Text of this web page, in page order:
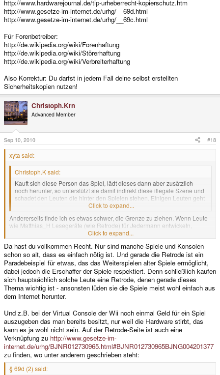
http://www.hardwarejournal.de/tip-urheberrecht-kopierschutz.htm
http://www.gesetze-im-internet.de/urhg/__69d.html
http://www.gesetze-im-internet.de/urhg/__69c.html
Für Forenbetreiber:
http://de.wikipedia.org/wiki/Forenhaftung
http://de.wikipedia.org/wiki/Störerhaftung
http://de.wikipedia.org/wiki/Verbreiterhaftung
Also Korrektur: Du darfst in jedem Fall deine selbst erstellten
Sicherheitskopien nutzen!
Christoph.Krn
Advanced Member
Sep 10, 2010 #18
xyta said:
Christoph.K said:
Kauft sich diese Person das Spiel, lädt dieses dann aber zusätzlich
noch herunter, so unterstützt sie damit indirekt diese illegale Szene und
schadet den Leuten die hinter den Spielen stehen. Einigen Leuten geht
es nicht darum, einfach nur "nicht erwischt zu werden".
Click to expand...
Andererseits finde ich es etwas schwer, die Grenze zu ziehen. Wenn Leute
wie Matthias_H Lesegeräte (wie Retrode) für Jedermann entwickeln,
machen sie es damit der illegalen Szene auch leichter, sich weiter zu
verbreiten, ROMs hochzuladen und Nachwuchs zu rekrutieren. Könnte man
argumentieren.
Ganz orthodox betrachtet dürfte man gar keine Konsolenspiele emulieren,
und sollte den Geist in der Flasche bzw. die Software in den Modulen
lassen.
Click to expand...
Da hast du vollkommen Recht. Nur sind manche Spiele und Konsolen
schon so alt, dass es einfach nötig ist. Und gerade die Retrode ist ein
Paradebeispiel für etwas, das das Weiterspielen alter Spiele ermöglicht,
dabei jedoch die Erschaffer der Spiele respektiert. Denn schließlich kaufen
sich hauptsächlich solche Leute eine Retrode, denen gerade dieses
Thema wichtig ist - ansonsten lüden sie die Spiele meist wohl einfach aus
dem Internet herunter.
Und z.B. bei der Virtual Console der Wii noch einmal Geld für ein Spiel
auszugeben das man bereits besitzt, nur weil die Hardware stirbt, das
kann es ja wohl nicht sein. Auf der Retrode-Seite ist auch eine
Verknüpfung zu http://www.gesetze-im-
internet.de/urhg/BJNR012730965.html#BJNR012730965BJNG004201377
zu finden, wo unter anderem geschrieben steht:
§ 69d (2) said: